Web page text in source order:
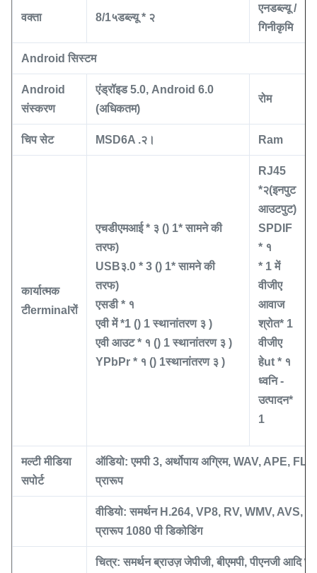
वक्ता 8/1५डब्ल्यू * २
एनडब्ल्यू/
गिनीकृमि
Android सिस्टम
Android
संस्करण
एंड्रॉइड 5.0, Android 6.0
(अधिकतम)
रोम
चिप सेट MSD6A .२ । Ram
कार्यात्मक
टीerminal रों
एचडीएमआई * ३ () 1* सामने की
तरफ)
USB३.0 * 3 () 1* सामने की
तरफ)
एसडी * १
एवी में *1 () 1 स्थानांतरण ३ )
एवी आउट * १ () 1 स्थानांतरण ३ )
YPbPr * १ () 1स्थानांतरण ३ )
RJ45
*२(इनपुट
आउटपुट)
SPDIF
* १
* 1 में
वीजीए
आवाज
श्रोत* 1
वीजीए
हेut * १
ध्वनि -
उत्पादन*
1
मल्टी मीडिया
सपोर्ट
ऑडियो: एमपी 3, अर्थोपाय अग्रिम, WAV, APE,
प्रारूप
वीडियो: समर्थन H.264, VP8, RV, WMV, AVS,
प्रारूप 1080 पीडिकोडिंग
चित्र: समर्थन ब्राउज़जेपीजी, बीएमपी, पीएनजीआदि